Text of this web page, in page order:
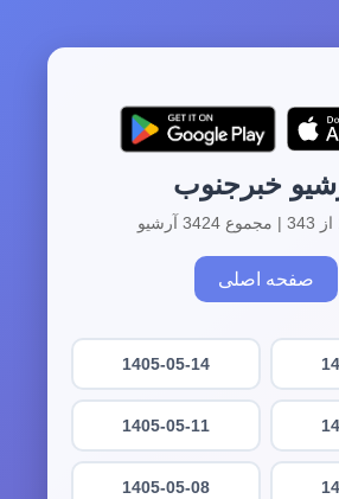
خبرجنوب
صفحه اصلی
1405-05-14
1405-05-11
1405-05-08